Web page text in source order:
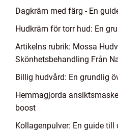
Dagkräm med färg - En
Hudkräm för torr hud: En
Artikelns rubrik: Mossa
Skönhetsbehandling Från
Billig hudvård: En grundlig
Hemmagjorda
boost
Kollagenpulver: En guide